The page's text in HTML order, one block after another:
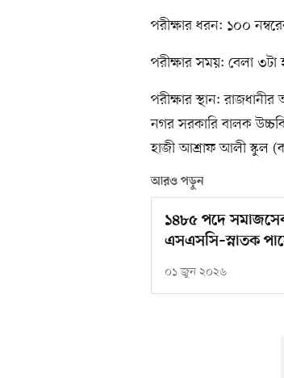
পরীক্ষার ধরন: ১০০
পরীক্ষার সময়: বেলা ৩টা
পরীক্ষার স্থান:
নগর সরকারি বালক
হাজী আশ্রাফ আলী স্কুল
আরও পড়ুন
১৪৮৫ পদে
এসএসসি–স্নাতক
০১ জুন ২০২৬